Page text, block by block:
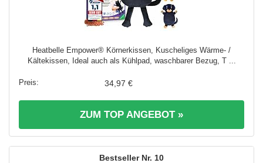
Heatbelle Empower® Körnerkissen, Kuscheliges Wärme- /
Kältekissen, Ideal auch als Kühlpad, waschbarer Bezug, T ...
34,97 €
ZUM TOP ANGEBOT »
10